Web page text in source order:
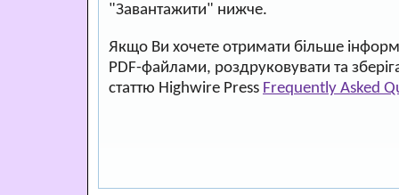
"Завантажити" нижче.
Якщо Ви хочете отримати більше
PDF-файлами, роздруковувати та
статтю Highwire Press Frequently Asked